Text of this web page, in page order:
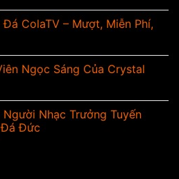
ColaTV – Mượt, Miễn Phí,
Ngọc Sáng Của Crystal
Nhạc Trưởng Tuyến
Đá Đức